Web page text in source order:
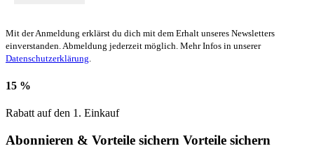
Mit der Anmeldung erklärst du dich mit dem Erhalt unseres Newsletters
einverstanden. Abmeldung jederzeit möglich. Mehr Infos in unserer
Datenschutzerklärung.
15 %
Rabatt auf den 1. Einkauf
Abonnieren & Vorteile sichern Vorteile sichern